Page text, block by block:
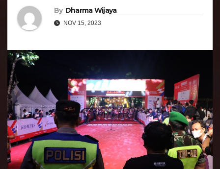
By Dharma Wijaya
NOV 15, 2023